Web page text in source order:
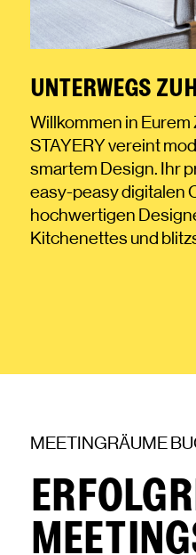
UNTERWEGS
Willkommen in Eurem
STAYERY vereint
smartem Design. Ihr
easy-peasy digitalen
hochwertigen
Kitchenettes und
MEETINGRÄUME